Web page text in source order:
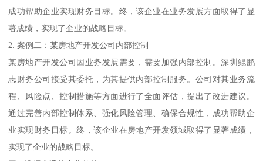
成功帮助企业实现财务目标。终，该企业在业务发展方面取得了显
著成绩，实现了企业的战略目标。
2. 案例二：某房地产开发公司内部控制
某房地产开发公司因业务发展需要，需要加强内部控制。深圳鲲鹏
志财务公司接受其委托，为其提供内部控制服务。公司对其业务流
程、风险点、控制措施等方面进行了全面评估，提出了改进建议。
通过完善内部控制体系、强化风险管理、确保合规性，成功帮助企
业实现财务目标。终，该企业在房地产开发领域取得了显著成绩，
实现了企业的战略目标。